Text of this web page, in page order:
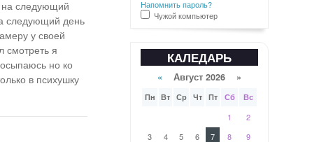
на следующий
следующий день
у своей
смотреть я
но ко
в психушку
Напомнить пароль?
Чужой компьютер
КАЛЕДАРЬ
« Август 2026 »
Пн Вт Ср Чт Пт Сб Вс
1
2
3
4 5 6 7 8 9